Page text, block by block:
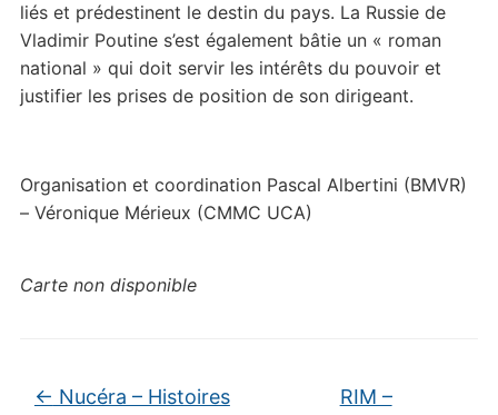
liés et prédestinent le destin du pays. La Russie de
Vladimir Poutine s’est également bâtie un « roman
national » qui doit servir les intérêts du pouvoir et
justifier les prises de position de son dirigeant.
Organisation et coordination Pascal Albertini (BMVR)
– Véronique Mérieux (CMMC UCA)
Carte non disponible
← Nucéra – Histoires
RIM –